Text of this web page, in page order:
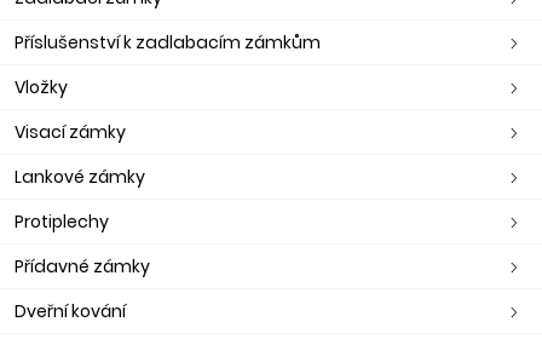
Příslušenství k zadlabacím zámkům
Vložky
Visací zámky
Lankové zámky
Protiplechy
Přídavné zámky
Dveřní kování